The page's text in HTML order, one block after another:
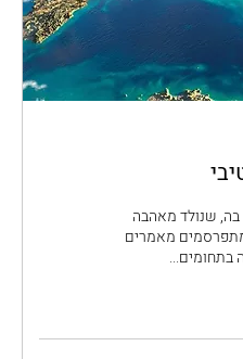
בה, שנולד מאהבה
מתפרסמים מאמרים
בתחומים...